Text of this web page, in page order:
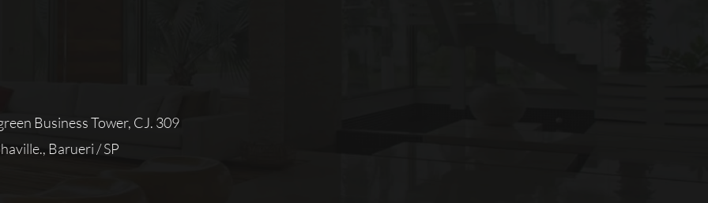
Business Tower, CJ. 309
Barueri / SP